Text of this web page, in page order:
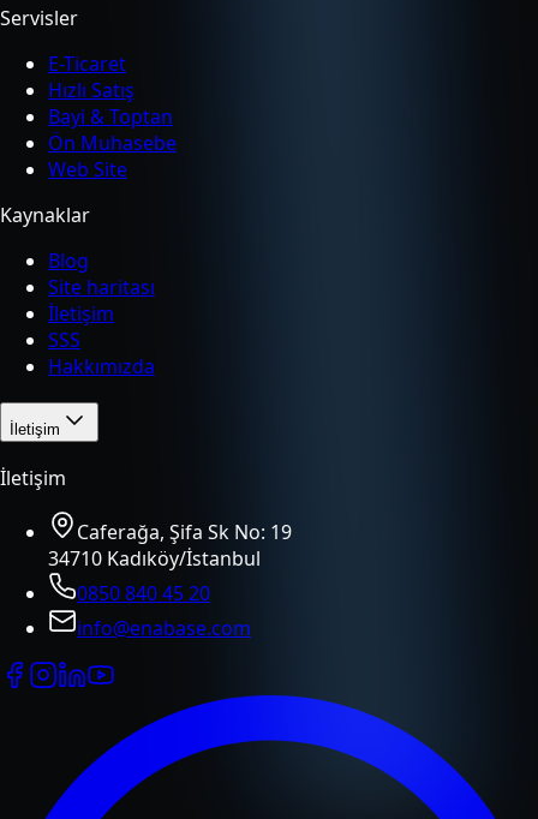
Servisler
E-Ticaret
Hızlı Satış
Bayi & Toptan
Ön Muhasebe
Web Site
Kaynaklar
Blog
Site haritası
İletişim
SSS
Hakkımızda
İletişim
İletişim
Caferağa, Şifa Sk No: 19
34710 Kadıköy/İstanbul
0850 840 45 20
info@enabase.com